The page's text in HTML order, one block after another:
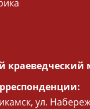
краеведческий
ул.